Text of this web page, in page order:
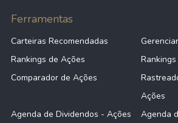
Ferramentas
Carteiras Recomendadas
Rankings de Ações
Rankings
Comparador de Ações
Ações
Agenda de Dividendos - Ações
Agenda